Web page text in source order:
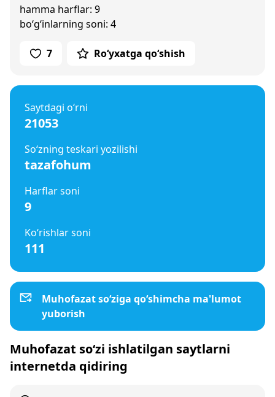
hamma harflar: 9
bo‘g‘inlarning soni: 4
7 Ro‘yxatga qo‘shish
Saytdagi o‘rni
21053
So‘zning teskari yozilishi
tazafohum
Harflar soni
9
Ko‘rishlar soni
111
Muhofazat so‘ziga qo‘shimcha ma'lumot
yuborish
Muhofazat so‘zi ishlatilgan saytlarni
internetda qidiring